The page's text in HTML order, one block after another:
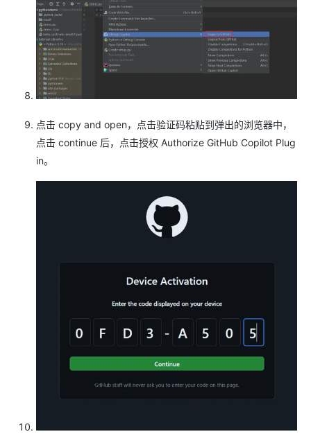
点击 copy and open，点击验证码粘贴到弹出的浏览器中，
点击 continue 后，点击授权 Authorize GitHub Copilot Plug
in。